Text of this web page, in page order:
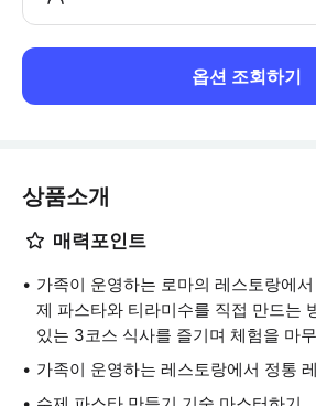
옵션 조회하기
상품소개
매력포인트
가족이 운영하는 로마의 레스토랑에
제 파스타와 티라미수를 직접 만드는
있는 3코스 식사를 즐기며 체험을 마
가족이 운영하는 레스토랑에서 정통